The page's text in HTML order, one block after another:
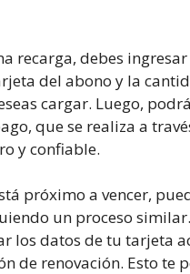
recarga, debes ingresar
del abono y la
cargar. Luego,
que se realiza a
y confiable.
próximo a vencer,
un proceso
los datos de tu tarjeta
de renovación. Esto te